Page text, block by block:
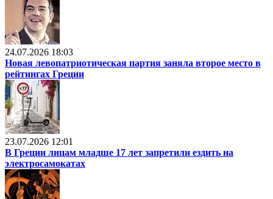
24.07.2026 18:03
Новая левопатриотическая партия заняла второе место в
рейтингах Греции
23.07.2026 12:01
В Греции лицам младше 17 лет запретили ездить на
электросамокатах